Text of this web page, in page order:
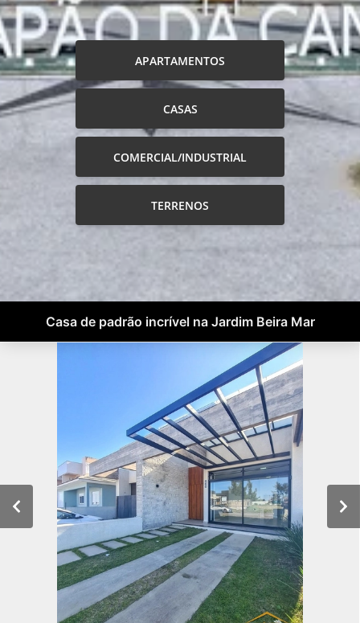
APARTAMENTOS
CASAS
COMERCIAL/INDUSTRIAL
TERRENOS
Casa de padrão incrível na Jardim Beira Mar